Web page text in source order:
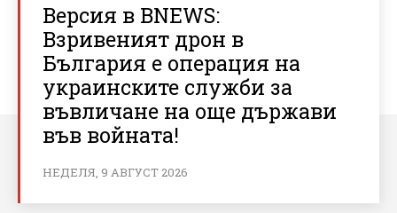
Версия в BNEWS:
Взривеният дрон в
България е операция на
украинските служби за
въвличане на още държави
във войната!
НЕДЕЛЯ, 9 АВГУСТ 2026